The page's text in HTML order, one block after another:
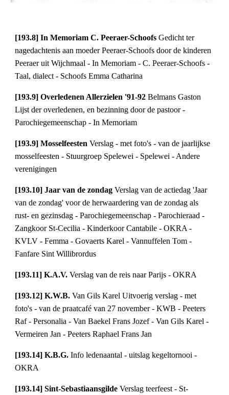
[193.8] In Memoriam C. Peeraer-Schoofs Gedicht ter
nagedachtenis aan moeder Peeraer-Schoofs door de kinderen
Peeraer uit Wijchmaal - In Memoriam - C. Peeraer-Schoofs -
Taal, dialect - Schoofs Emma Catharina
[193.9] Overledenen Allerzielen '91-92 Belmans Gaston
Lijst der overledenen, en bezinning door de pastoor -
Parochiegemeenschap - In Memoriam
[193.9] Mosselfeesten Verslag - met foto's - van de jaarlijkse
mosselfeesten - Stuurgroep Spelewei - Spelewei - Andere
verenigingen
[193.10] Jaar van de zondag Verslag van de actiedag 'Jaar
van de zondag' voor de herwaardering van de zondag als
rust- en gezinsdag - Parochiegemeenschap - Parochieraad -
Zangkoor St-Cecilia - Kinderkoor Cantabile - OKRA -
KVLV - Femma - Govaerts Karel - Vannuffelen Tom -
Fanfare Sint Willibrordus
[193.11] K.A.V. Verslag van de reis naar Parijs - OKRA
[193.12] K.W.B. Van Gils Karel Uitvoerig verslag - met
foto's - van de praatcafé van 27 november - KWB - Peeters
Raf - Personalia - Van Baekel Frans Jozef - Van Gils Karel -
Vermeiren Jan - Peeters Raphael Frans Jan
[193.14] K.B.G. Info ledenaantal - uitslag kegeltornooi -
OKRA
[193.14] Sint-Sebastiaansgilde Verslag teerfeest - St-